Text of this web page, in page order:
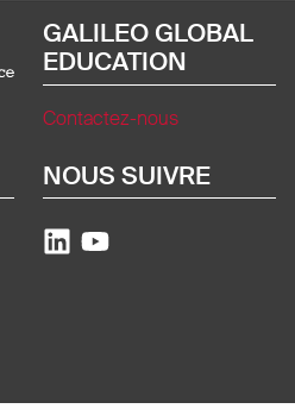
GALILEO GLOBAL
EDUCATION
Contactez-nous
NOUS SUIVRE